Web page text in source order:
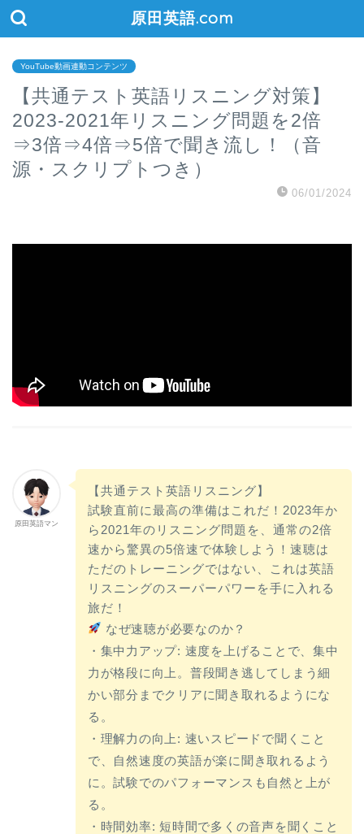
原田英語.com
YouTube動画連動コンテンツ
【共通テスト英語リスニング対策】
2023-2021年リスニング問題を2倍
⇒3倍⇒4倍⇒5倍で聞き流し！（音
源・スクリプトつき）
06/01/2024
原田英語マン
【共通テスト英語リスニング】
試験直前に最高の準備はこれだ！2023年か
ら2021年のリスニング問題を、通常の2倍
速から驚異の5倍速で体験しよう！速聴は
ただのトレーニングではない、これは英語
リスニングのスーパーパワーを手に入れる
旅だ！
なぜ速聴が必要なのか？
・集中力アップ: 速度を上げることで、集中
力が格段に向上。普段聞き逃してしまう細
かい部分までクリアに聞き取れるようにな
る。
・理解力の向上: 速いスピードで聞くこと
で、自然速度の英語が楽に聞き取れるよう
に。試験でのパフォーマンスも自然と上が
る。
・時間効率: 短時間で多くの音声を聞くこと